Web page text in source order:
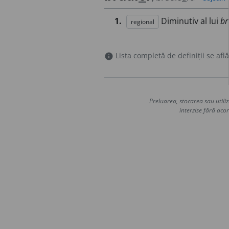
1. regional Diminutiv al lui
info Lista completă de definiții se
Preluarea, stocarea sau
interzise fără